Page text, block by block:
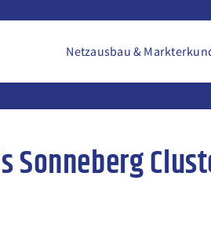
Netzausbau &